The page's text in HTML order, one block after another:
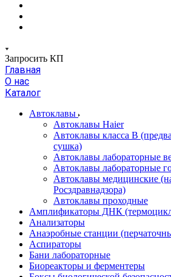
Запросить КП
Главная
О нас
Каталог
Автоклавы
Автоклавы Haier
Автоклавы класса B
сушка)
Автоклавы лабораторные
Автоклавы лабораторные
Автоклавы медицинские
Росздравнадзора)
Автоклавы проходные
Амплификаторы ДНК
Анализаторы
Анаэробные станции
Аспираторы
Бани лабораторные
Биореакторы и ферментеры